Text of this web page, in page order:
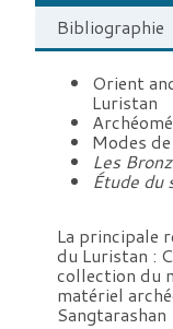
Bibliographie
Orient
Luristan
Modes
Les
Étude du
La principale
du Luristan :
collection du
matériel
Sangtarashan